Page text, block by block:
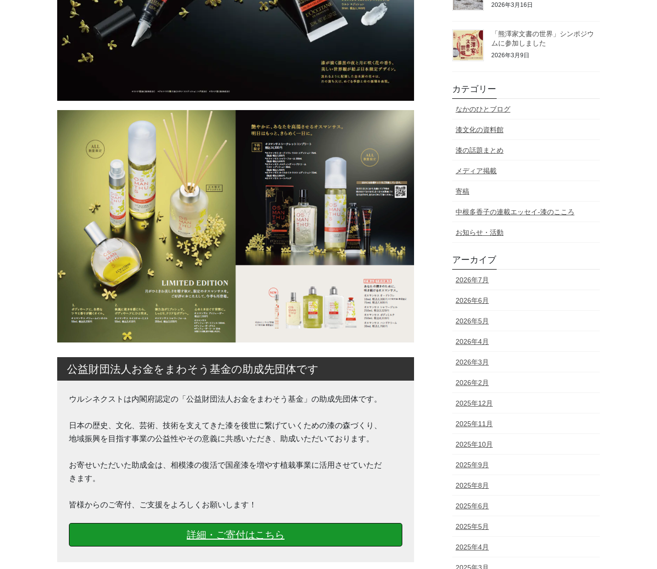
公益財団法人お金をまわそう基金の助成先団体です
ウルシネクストは内閣府認定の「公益財団法人お金をまわそう基金」の助成先団体です。
日本の歴史、文化、芸術、技術を支えてきた漆を後世に繋げていくための漆の森づくり、
地域振興を目指す事業の公益性やその意義に共感いただき、助成いただいております。
お寄せいただいた助成金は、相模漆の復活で国産漆を増やす植栽事業に活用させていただ
きます。
皆様からのご寄付、ご支援をよろしくお願いします！
詳細・ご寄付はこちら
2026年3月16日
「熊澤家文書の世界」シンポジウ
ムに参加しました
2026年3月9日
カテゴリー
なかのひとブログ
漆文化の資料館
漆の話題まとめ
メディア掲載
寄稿
中根多香子の連載エッセイ-漆のこころ
お知らせ・活動
アーカイブ
2026年7月
2026年6月
2026年5月
2026年4月
2026年3月
2026年2月
2025年12月
2025年11月
2025年10月
2025年9月
2025年8月
2025年6月
2025年5月
2025年4月